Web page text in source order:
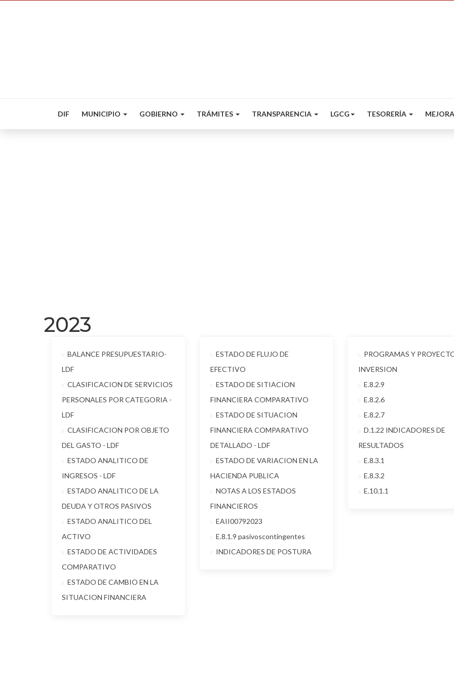
DIF MUNICIPIO GOBIERNO TRÁMITES TRANSPARENCIA LGCG TESORERÍA
2023
BALANCE PRESUPUESTARIO-
LDF
CLASIFICACION DE SERVICIOS
PERSONALES POR CATEGORIA -
LDF
CLASIFICACION POR OBJETO
DEL GASTO - LDF
ESTADO ANALITICO DE
INGRESOS - LDF
ESTADO ANALITICO DE LA
DEUDA Y OTROS PASIVOS
ESTADO ANALITICO DEL
ACTIVO
ESTADO DE ACTIVIDADES
COMPARATIVO
ESTADO DE CAMBIO EN LA
SITUACION FINANCIERA
ESTADO DE FLUJO DE
EFECTIVO
ESTADO DE SITIACION
FINANCIERA COMPARATIVO
ESTADO DE SITUACION
FINANCIERA COMPARATIVO
DETALLADO - LDF
ESTADO DE VARIACION EN LA
HACIENDA PUBLICA
NOTAS A LOS ESTADOS
FINANCIEROS
EAII00792023
E.8.1.9 pasivoscontingentes
INDICADORES DE POSTURA
PROGRAMAS Y
INVERSION
E.8.2.9
E.8.2.6
E.8.2.7
D.1.22 INDICADORES DE
RESULTADOS
E.8.3.1
E.8.3.2
E.10.1.1